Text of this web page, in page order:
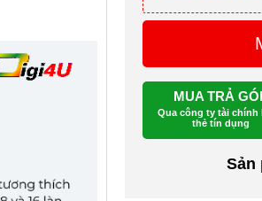
MUA TRẢ
Qua công ty tài chính
thẻ tín dụng
Sản